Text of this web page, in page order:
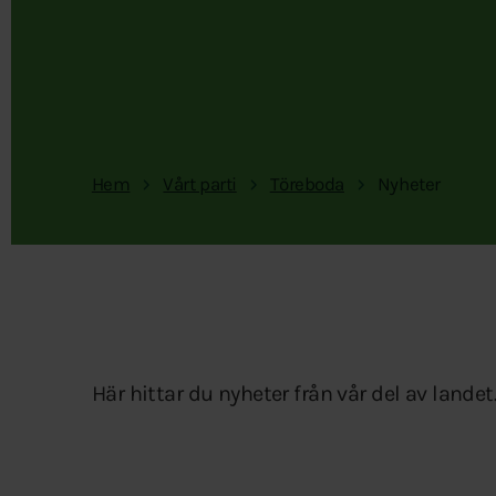
Hem Vårt parti Töreboda Nyheter
Här hittar du nyheter från vår del av